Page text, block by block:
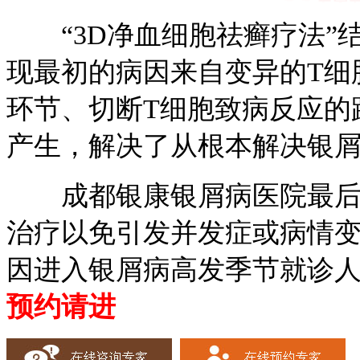
“3D净血细胞祛癣疗法”结
现最初的病因来自变异的T
环节、切断T细胞致病反应
产生，解决了从根本解决银
成都银康银屑病医院最后
治疗以免引发并发症或病情
因进入银屑病高发季节就诊
预约请进